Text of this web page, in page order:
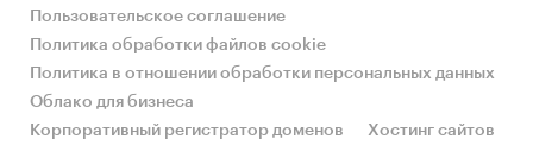
Пользовательское соглашение
Политика обработки файлов cookie
Политика в отношении обработки персональных данных
Облако для бизнеса
Корпоративный регистратор доменов
Хостинг сайтов